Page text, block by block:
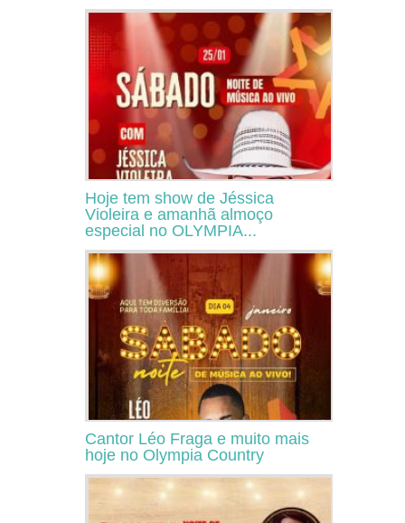
Hoje tem show de Jéssica
Violeira e amanhã almoço
especial no OLYMPIA...
Cantor Léo Fraga e muito mais
hoje no Olympia Country